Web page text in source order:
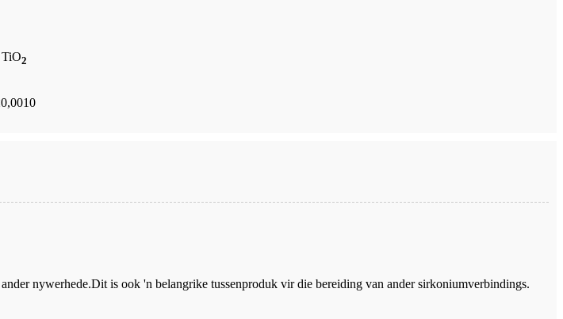
TiO2
nywerhede.Dit is ook 'n belangrike tussenproduk vir die bereiding van ander sirkoniumverbindings.